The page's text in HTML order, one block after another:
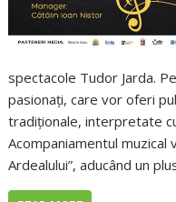
spectacole Tudor Jarda.
pasionați, care vor oferi
tradiționale, interpretate
Acompaniamentul muzical
Ardealului”, aducând un